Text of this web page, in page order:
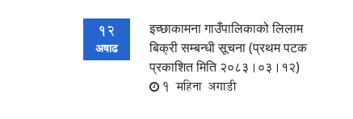
12
अषाढ
इच्छाकामना गाउँपालिकाको लिलाम
बिक्री सम्बन्धी सूचना (प्रथम पटक
प्रकाशित मिति २०८३।०३।१२)
1 महिना अगाडी